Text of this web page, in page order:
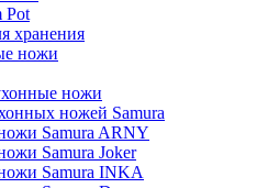
Pot
хранения
ножи
ножи
ножей Samura
Samura ARNY
Samura Joker
Samura INKA